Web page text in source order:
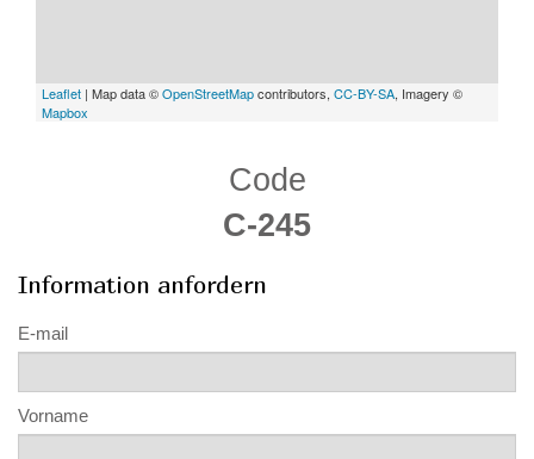
Leaflet | Map data ©OpenStreetMapcontributors, CC-BY-SA, Imagery ©
Mapbox
Code
C-245
Information anfordern
E-mail
Vorname